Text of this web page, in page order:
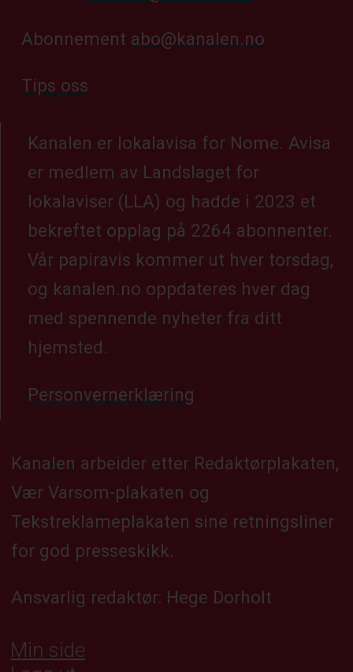
Abonnement abo@kanalen.no
Tips oss
Kanalen er lokalavisa for Nome. Avisa
er medlem av Landslaget for
lokalaviser (LLA) og hadde i 2023 et
bekreftet opplag på 2264 abonnenter.
Vår papiravis kommer ut hver torsdag,
og kanalen.no oppdateres hver dag
med spennende nyheter fra ditt
hjemsted.
Personvernerklæring
Kanalen arbeider etter Redaktørplakaten,
Vær Varsom-plakaten og
Tekstreklameplakaten sine retningsliner
for god presseskikk.
Ansvarlig redaktør: Hege Dorholt
Min side